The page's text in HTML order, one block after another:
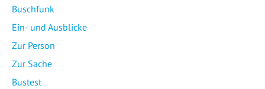
Buschfunk
Ein- und Ausblicke
Zur Person
Zur Sache
Bustest